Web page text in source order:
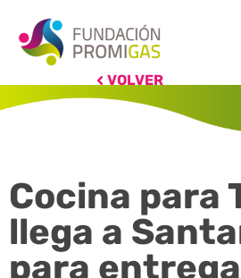
VOLVER
Cocina para
llega a
para